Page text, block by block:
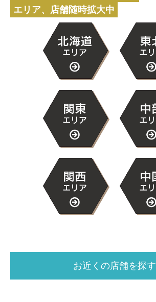
エリア、店舗随時拡大中
お近くの店舗を探す